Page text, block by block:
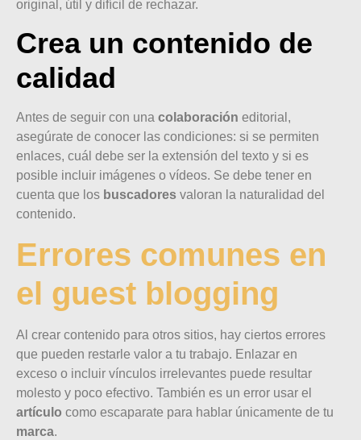
original, útil y difícil de rechazar.
Crea un contenido de
calidad
Antes de seguir con una colaboración editorial,
asegúrate de conocer las condiciones: si se permiten
enlaces, cuál debe ser la extensión del texto y si es
posible incluir imágenes o vídeos. Se debe tener en
cuenta que los buscadores valoran la naturalidad del
contenido.
Errores comunes en
el guest blogging
Al crear contenido para otros sitios, hay ciertos errores
que pueden restarle valor a tu trabajo. Enlazar en
exceso o incluir vínculos irrelevantes puede resultar
molesto y poco efectivo. También es un error usar el
artículo como escaparate para hablar únicamente de tu
marca.